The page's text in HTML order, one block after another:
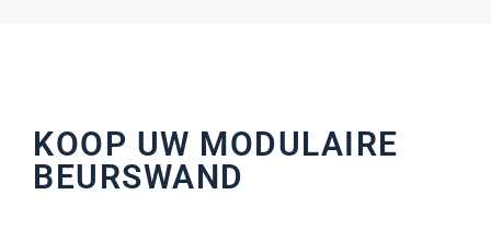
KOOP UW MODULAIRE
BEURSWAND